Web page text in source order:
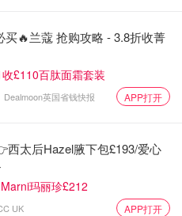
场景的使用。睡觉前，闲暇
间，都可以成为你阅读
你最好的伙伴，但是在路上
音乐，刷刷新闻八卦等。
买🔥兰蔻 抢购攻略 - 3.8折收菁
£110百肽面霜套装
Dealmoon英国省钱快报 APP打开
西太后Hazel腋下包£193/爱心
玛丽珍£212
UK APP打开